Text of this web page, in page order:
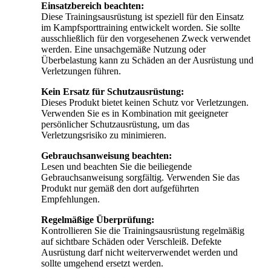
Einsatzbereich beachten:
Diese Trainingsausrüstung ist speziell für den Einsatz
im Kampfsporttraining entwickelt worden. Sie sollte
ausschließlich für den vorgesehenen Zweck verwendet
werden. Eine unsachgemäße Nutzung oder
Überbelastung kann zu Schäden an der Ausrüstung und
Verletzungen führen.
Kein Ersatz für Schutzausrüstung:
Dieses Produkt bietet keinen Schutz vor Verletzungen.
Verwenden Sie es in Kombination mit geeigneter
persönlicher Schutzausrüstung, um das
Verletzungsrisiko zu minimieren.
Gebrauchsanweisung beachten:
Lesen und beachten Sie die beiliegende
Gebrauchsanweisung sorgfältig. Verwenden Sie das
Produkt nur gemäß den dort aufgeführten
Empfehlungen.
Regelmäßige Überprüfung:
Kontrollieren Sie die Trainingsausrüstung regelmäßig
auf sichtbare Schäden oder Verschleiß. Defekte
Ausrüstung darf nicht weiterverwendet werden und
sollte umgehend ersetzt werden.